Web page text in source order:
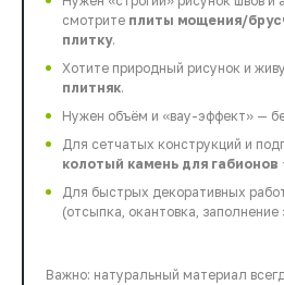
смотрите плиты мощения/
плитку.
Хотите природный рисунок и
плитняк.
Нужен объём и «вау-эффект» —
Для сетчатых конструкций и
колотый камень для габионов
Для быстрых декоративных
(отсыпка, окантовка, заполнение
Важно: натуральный материал